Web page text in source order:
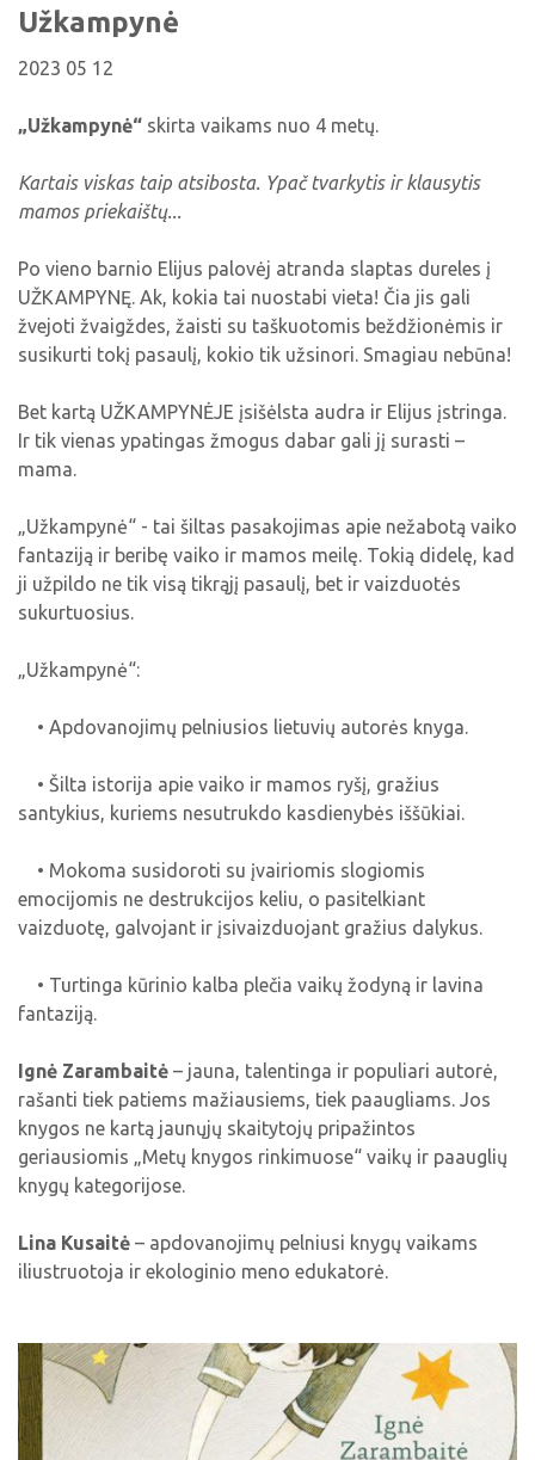
Biblioteka visiems
Žymūs kupiškėnai
Mūsų kraštas
Virtualios parodos
Edukaciniai užsiėmimai
Periodiniai leidiniai
Naudinga informacija
Padaliniai
Užkampynė
2023 05 12
„Užkampynė“ skirta vaikams nuo 4 metų.
Kartais viskas taip atsibosta. Ypač tvarkytis ir klausytis
mamos priekaištų...
Po vieno barnio Elijus palovėj atranda slaptas dureles į
UŽKAMPYNĘ. Ak, kokia tai nuostabi vieta! Čia jis gali
žvejoti žvaigždes, žaisti su taškuotomis beždžionėmis ir
susikurti tokį pasaulį, kokio tik užsinori. Smagiau nebūna!
Bet kartą UŽKAMPYNĖJE įsišėlsta audra ir Elijus įstringa.
Ir tik vienas ypatingas žmogus dabar gali jį surasti –
mama.
„Užkampynė“ - tai šiltas pasakojimas apie nežabotą vaiko
fantaziją ir beribę vaiko ir mamos meilę. Tokią didelę, kad
ji užpildo ne tik visą tikrąjį pasaulį, bet ir vaizduotės
sukurtuosius.
„Užkampynė“:
• Apdovanojimų pelniusios lietuvių autorės knyga.
• Šilta istorija apie vaiko ir mamos ryšį, gražius
santykius, kuriems nesutrukdo kasdienybės iššūkiai.
• Mokoma susidoroti su įvairiomis slogiomis
emocijomis ne destrukcijos keliu, o pasitelkiant
vaizduotę, galvojant ir įsivaizduojant gražius dalykus.
• Turtinga kūrinio kalba plečia vaikų žodyną ir lavina
fantaziją.
Ignė Zarambaitė – jauna, talentinga ir populiari autorė,
rašanti tiek patiems mažiausiems, tiek paaugliams. Jos
knygos ne kartą jaunųjų skaitytojų pripažintos
geriausiomis „Metų knygos rinkimuose“ vaikų ir paauglių
knygų kategorijose.
Lina Kusaitė – apdovanojimų pelniusi knygų vaikams
iliustruotoja ir ekologinio meno edukatorė.